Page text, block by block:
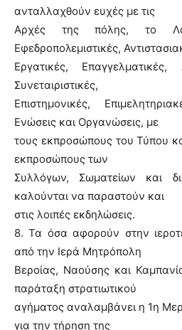
ανταλλαχθούν ευχές με τις
Αρχές της πόλης, το
Εφεδροπολεμιστικές,
Εργατικές, Επαγγελματικές,
Συνεταιριστικές,
Επιστημονικές,
Ενώσεις και Οργανώσεις, με
τους εκπροσώπους του Τύπου
εκπροσώπους των
Συλλόγων, Σωματείων και
καλούνται να παραστούν και
στις λοιπές εκδηλώσεις.
8. Τα όσα αφορούν στην
από την Ιερά Μητρόπολη
Βεροίας, Ναούσης και
παράταξη στρατιωτικού
αγήματος αναλαμβάνει η 1η
για την τήρηση της